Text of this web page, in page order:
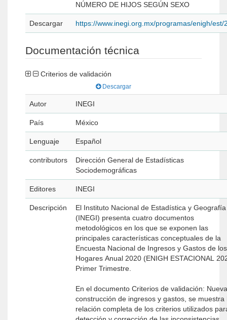
NÚMERO DE HIJOS SEGÚN SEXO
Descargar https://www.inegi.org.mx/programas/enigh/est/
Documentación técnica
Criterios de validación
Descargar
Autor INEGI
País México
Lenguaje Español
contributors
Dirección General de Estadísticas
Sociodemográficas
Editores INEGI
Descripción
El Instituto Nacional de Estadística y Geografía
(INEGI) presenta cuatro documentos
metodológicos en los que se exponen las
principales características conceptuales de la
Encuesta Nacional de Ingresos y Gastos de los
Hogares Anual 2020 (ENIGH ESTACIONAL
Primer Trimestre.
En el documento Criterios de validación: Nueva
construcción de ingresos y gastos, se muestra
relación completa de los criterios utilizados